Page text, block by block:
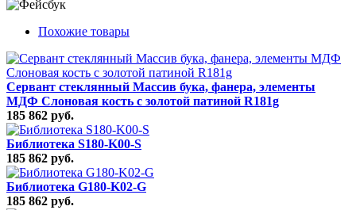
Похожие товары
Сервант стеклянный Массив бука, фанера, элементы
МДФ Слоновая кость с золотой патиной R181g
185 862 руб.
Библиотека S180-K00-S
185 862 руб.
Библиотека G180-K02-G
185 862 руб.